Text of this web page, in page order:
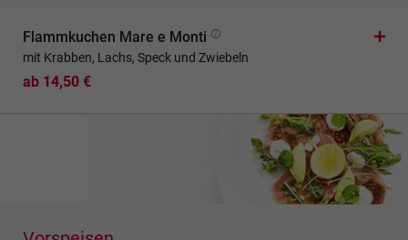
Flammkuchen Mare e Monti
mit Krabben, Lachs, Speck und Zwiebeln
ab 14,50 €